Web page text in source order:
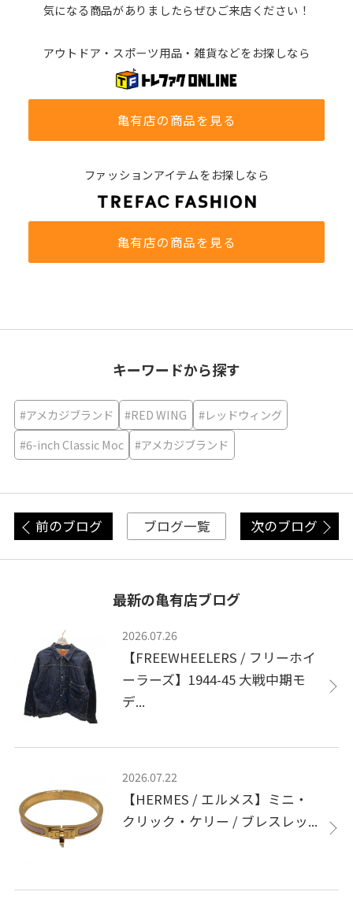
気になる商品がありましたらぜひご来店ください！
アウトドア・スポーツ用品・雑貨などをお探しなら
亀有店の商品を見る
ファッションアイテムをお探しなら
亀有店の商品を見る
キーワードから探す
#アメカジブランド #RED WING
#レッドウィング
#6-inch Classic Moc
#アメカジブランド
前のブログ ブログ一覧 次のブログ
最新の亀有店ブログ
2026.07.26
【FREEWHEELERS / フリーホイ
ーラーズ】1944-45 大戦中期モ
デ...
2026.07.22
【HERMES / エルメス】ミニ・
クリック・ケリー / ブレスレッ...